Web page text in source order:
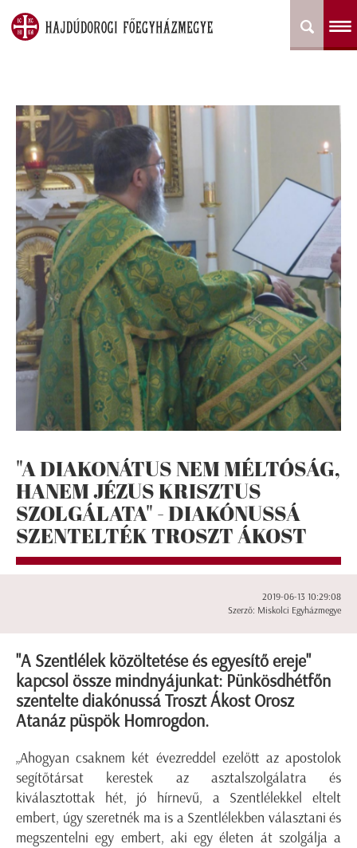
"A DIAKONÁTUS NEM MÉLTÓSÁG,
HANEM JÉZUS KRISZTUS
SZOLGÁLATA" - DIAKÓNUSSÁ
SZENTELTÉK TROSZT ÁKOST
2019-06-13 10:29:08
Szerző: Miskolci Egyházmegye
"A Szentlélek közöltetése és egyesítő ereje"
kapcsol össze mindnyájunkat: Pünkösdhétfőn
szentelte diakónussá Troszt Ákost Orosz
Atanáz püspök Homrogdon.
„Ahogyan csaknem két évezreddel ezelőtt az apostolok
segítőtársat kerestek az asztalszolgálatra és
kiválasztottak hét, jó hírnevű, a Szentlélekkel eltelt
embert, úgy szeretnék ma is a Szentlélekben választani és
megszentelni egy embert, aki egy életen át szolgálja a